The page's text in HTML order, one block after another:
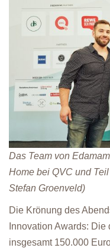
Das Team von
Home bei QVC und
Stefan Groenveld)
Die Krönung des
Innovation Awards:
insgesamt 150.000